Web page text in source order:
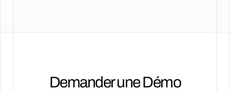
Demander une Démo